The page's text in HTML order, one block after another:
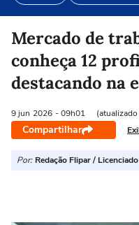
Mercado de
conheça 12
destacando na
9 jun 2026 - 09h01
Compartilhar
Por: Redação Flipar /